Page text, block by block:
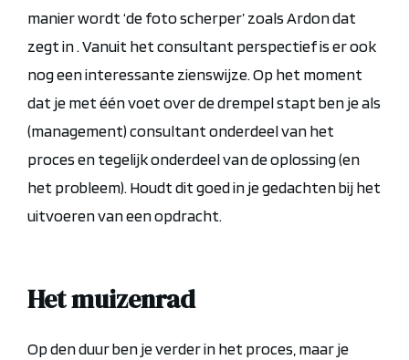
manier wordt ‘de foto scherper’ zoals Ardon dat
zegt in . Vanuit het consultant perspectief is er ook
nog een interessante zienswijze. Op het moment
dat je met één voet over de drempel stapt ben je als
(management) consultant onderdeel van het
proces en tegelijk onderdeel van de oplossing (en
het probleem). Houdt dit goed in je gedachten bij het
uitvoeren van een opdracht.
Het muizenrad
Op den duur ben je verder in het proces, maar je